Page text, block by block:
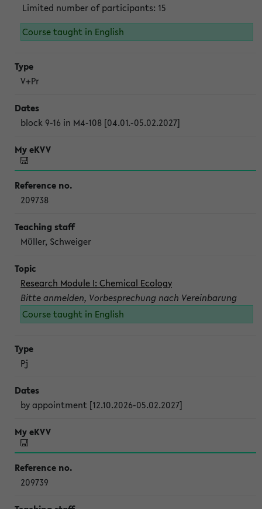
Limited number of participants: 15
Course taught in English
V+Pr
block 9-16 in M4-108 [04.01.-05.02.2027]
209738
Müller, Schweiger
Research Module I: Chemical Ecology
Bitte anmelden, Vorbesprechung nach Vereinbarung
Course taught in English
Pj
by appointment [12.10.2026-05.02.2027]
209739